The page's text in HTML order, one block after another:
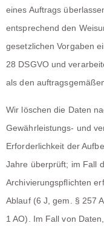
eines Auftrags
entsprechend den
gesetzlichen Vorgaben
28 DSGVO und
als den
Wir löschen die Daten
Gewährleistungs- und
Erforderlichkeit der
Jahre überprüft; im Fall
Archivierungspflichten
Ablauf (6 J, gem. § 257
1 AO). Im Fall von